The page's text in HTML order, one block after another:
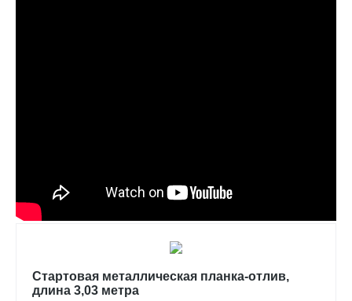
Стартовая металлическая планка-отлив,
длина 3,03 метра